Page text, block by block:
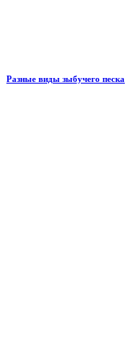
Разные виды зыбучего песка